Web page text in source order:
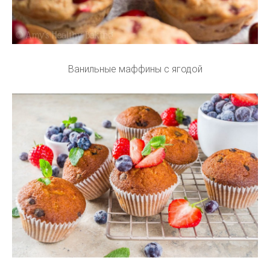
Ванильные маффины с ягодой